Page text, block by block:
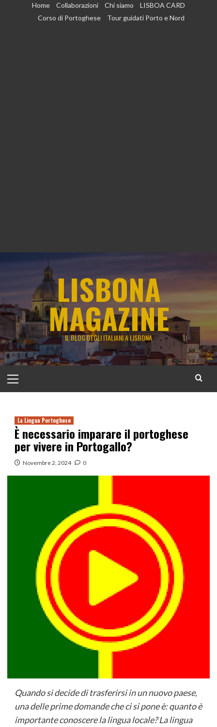
Home Collaborazioni Chi siamo
LISBOA CARD
Corso di Portoghese
Tour guidati Porto e Nord
LISBONA
MAGAZINE
IL BLOG DEGLI ITALIANI A LISBONA
principale
La Lingua Portoghese
È necessario imparare il portoghese
per vivere in Portogallo?
Novembre 2, 2024 0
Quando si decide di trasferirsi in un nuovo paese,
una delle prime domande che ci si pone è: quanto è
importante conoscere la lingua locale? La lingua